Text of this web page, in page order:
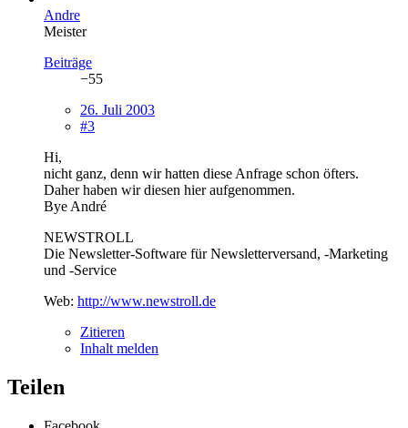
Andre
Meister
Beiträge
−55
26. Juli 2003
#3
Hi,
nicht ganz, denn wir hatten diese Anfrage schon öfters.
Daher haben wir diesen hier aufgenommen.
Bye André
NEWSTROLL
Die Newsletter-Software für Newsletterversand, -Marketing
und -Service
Web: http://www.newstroll.de
Zitieren
Inhalt melden
Teilen